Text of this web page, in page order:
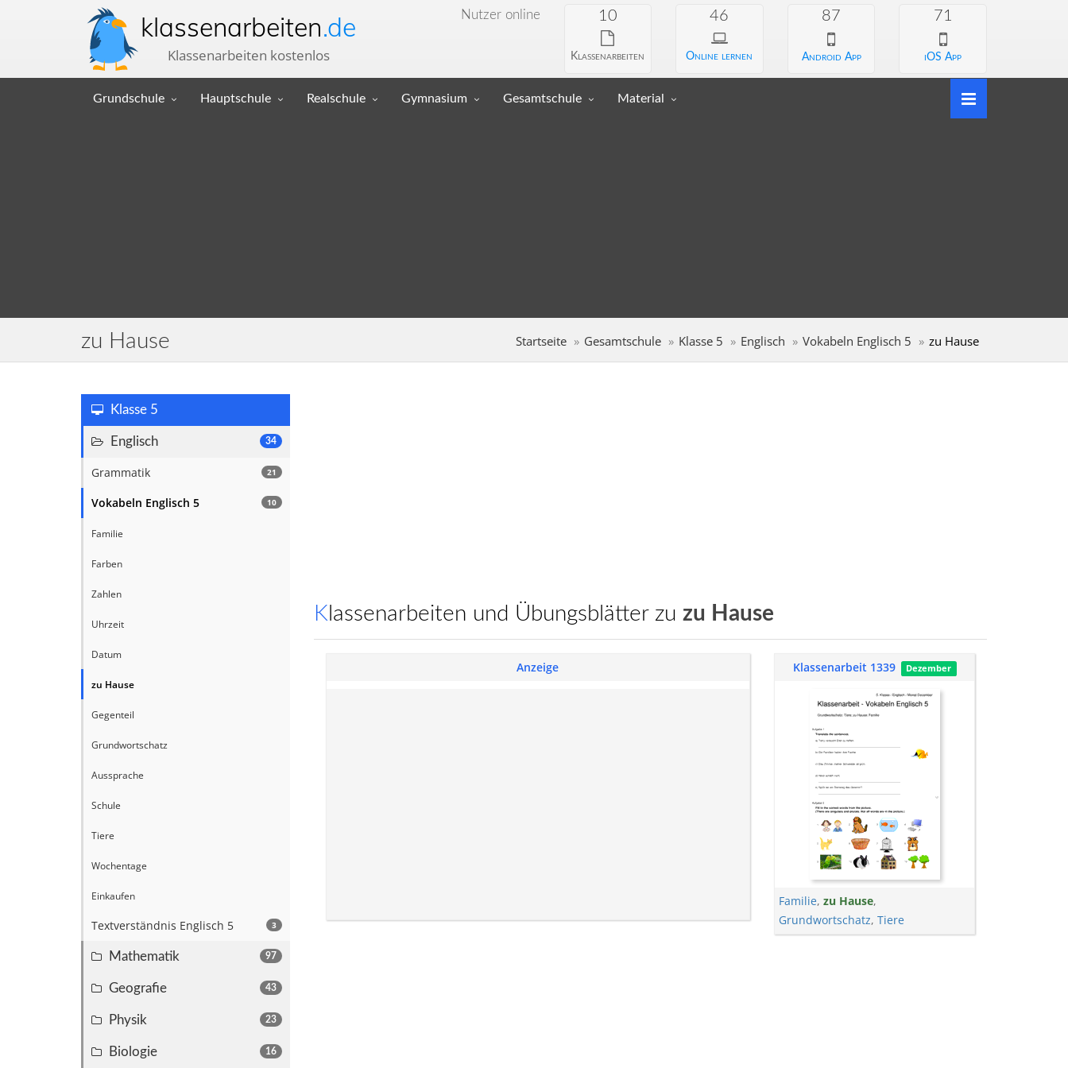
klassenarbeiten.de
Klassenarbeiten kostenlos
Nutzer online 10
Klassenarbeiten
46
Online lernen
87
Android App
71
iOS App
Grundschule Hauptschule Realschule Gymnasium Gesamtschule Material
zu Hause Startseite Gesamtschule Klasse 5 Englisch Vokabeln Englisch 5 zu Hause
Klasse 5
34
Englisch
21
Grammatik
10
Vokabeln Englisch 5
Familie
Farben
Zahlen
Uhrzeit
Datum
zu Hause
Gegenteil
Grundwortschatz
Aussprache
Schule
Tiere
Wochentage
Einkaufen
3
Textverständnis Englisch 5
97
Mathematik
43
Geografie
23
Physik
16
Biologie
Klassenarbeiten und Übungsblätter zu zu Hause
Anzeige Klassenarbeit 1339 Dezember
Familie,zu Hause,
Grundwortschatz,Tiere